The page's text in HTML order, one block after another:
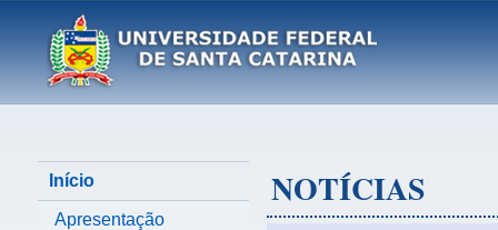
NOTÍCIAS
Início
Apresentação